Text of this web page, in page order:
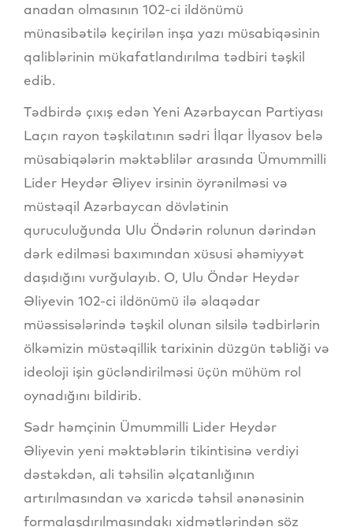
anadan olmasının 102-ci ildönümü
münasibətilə keçirilən inşa yazı müsabiqəsinin
qaliblərinin mükafatlandırılma tədbiri təşkil
edib.
Tədbirdə çıxış edən Yeni Azərbaycan Partiyası
Laçın rayon təşkilatının sədri İlqar İlyasov belə
müsabiqələrin məktəblilər arasında Ümummilli
Lider Heydər Əliyev irsinin öyrənilməsi və
müstəqil Azərbaycan dövlətinin
quruculuğunda Ulu Öndərin rolunun dərindən
dərk edilməsi baxımından xüsusi əhəmiyyət
daşıdığını vurğulayıb. O, Ulu Öndər Heydər
Əliyevin 102-ci ildönümü ilə əlaqədar
müəssisələrində təşkil olunan silsilə tədbirlərin
ölkəmizin müstəqillik tarixinin düzgün təbliği və
ideoloji işin gücləndirilməsi üçün mühüm rol
oynadığını bildirib.
Sədr həmçinin Ümummilli Lider Heydər
Əliyevin yeni məktəblərin tikintisinə verdiyi
dəstəkdən, ali təhsilin əlçatanlığının
artırılmasından və xaricdə təhsil ənənəsinin
formalaşdırılmasındakı xidmətlərindən söz